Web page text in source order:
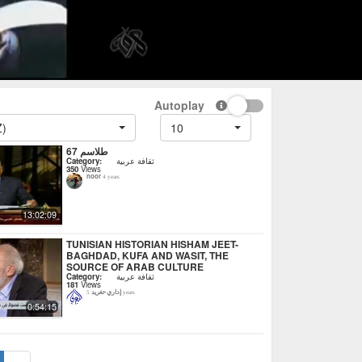
Autoplay
10
13:02:09
طلاسم 67
Category: ثقافة عربية
350 Views
noor 4 years
0:54:15
TUNISIAN HISTORIAN HISHAM JEET-
BAGHDAD, KUFA AND WASIT, THE
SOURCE OF ARAB CULTURE
Category: ثقافة عربية
181 Views
إداري-تغريد 5 years